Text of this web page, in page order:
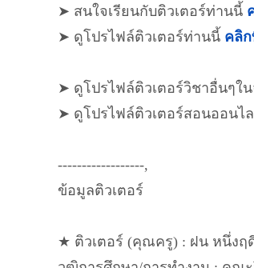
➤ สนใจเรียนกับติวเตอร์ท่านนี้
➤ ดูโปรไฟล์ติวเตอร์ท่านนี้ คลิก
➤ ดูโปรไฟล์ติวเตอร์วิชาอื่นๆใ
➤ ดูโปรไฟล์ติวเตอร์สอนออน
------------------,
ข้อมูลติวเตอร์
★ ติวเตอร์ (คุณครู) : ฝน หนึ่งฤ